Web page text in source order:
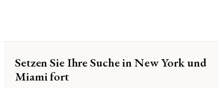
Setzen Sie Ihre Suche in New York und
Miami fort